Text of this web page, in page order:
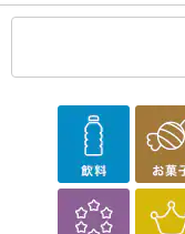
ております）
・原産国（最終加工地
・アレルギー表示：乳成
・お召し上がり方：
そのままお召し上がり
【こちらの商品にはは
は与えないでください